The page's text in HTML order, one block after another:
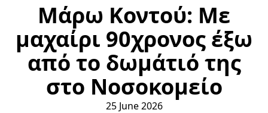
Μάρω Κοντού: Με
μαχαίρι 90χρονος έξω
από το δωμάτιό της
στο Νοσοκομείο
25 June 2026